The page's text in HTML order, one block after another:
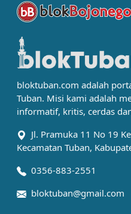
bloktuban.com adalah
Tuban. Misi kami adalah
informatif, kritis, cerdas
Jl. Pramuka 11 No 19
Kecamatan Tuban,
0356-883-2551
bloktuban@gmail.com